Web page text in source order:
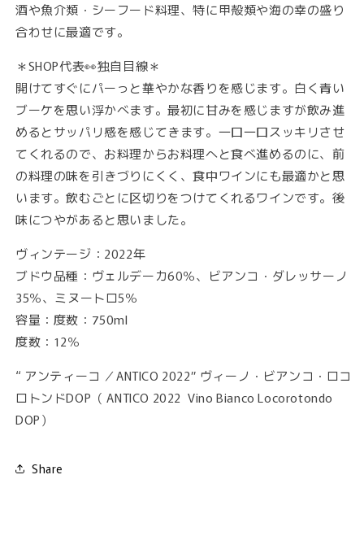
酒や魚介類・シーフード料理、特に甲殻類や海の幸の盛り
合わせに最適です。
＊SHOP代表👀独自 目線＊
開けてすぐにパーっと華やかな香りを感じます。白く青い
ブーケを思い浮かべます。最初に甘みを感じますが飲み進
めるとサッパリ感を感じてきます。一口一口スッキリさせ
てくれるので、お料理からお料理へと食べ進めるのに、前
の料理の味を引きづりにくく、食中ワインにも最適かと思
います。飲むごとに区切りをつけてくれるワインです。後
味につやがあると思いました。
ヴィンテージ：2022年
ブドウ品種：ヴェルデーカ60％、ビアンコ・ダレッサーノ
35％、ミヌートロ5％
容量：度数：750ml
度数：12％
“ アンティーコ ／ANTICO 2022” ヴィーノ・ビアンコ・ロコ
ロトンドDOP（ ANTICO 2022 Vino Bianco Locorotondo
DOP）
Share